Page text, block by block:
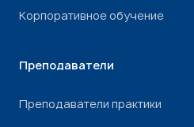
Корпоративное обучение
Преподаватели
Преподаватели практики